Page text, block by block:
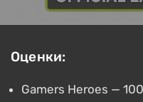
Оценки:
Gamers Heroes —